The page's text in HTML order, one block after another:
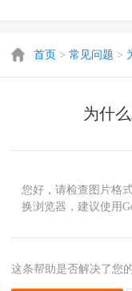
首页 > 常见问题 >
为什
您好，请检查图片格
换浏览器，建议使用
这条帮助是否解决了您